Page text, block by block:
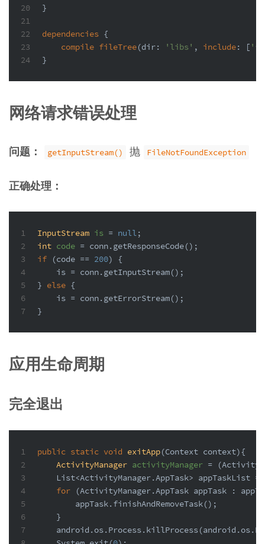
20
21
22
23
24
}
dependencies {
compile fileTree(dir: 'libs' , include: [
}
网络请求错误处理
问题： getInputStream() 抛 FileNotFoundException
正确处理：
1
2
3
4
5
6
7
InputStream is = null;
int code = conn.getResponseCode();
if (code == 200) {
    is = conn.getInputStream();
} else {
    is = conn.getErrorStream();
}
应用生命周期
完全退出
1
2
3
4
5
6
7
public static void exitApp(Context context){
ActivityManager activityManager =
List<ActivityManager.AppTask> appTaskList =
for (ActivityManager.AppTask appTask :
        appTask.finishAndRemoveTask();
    }